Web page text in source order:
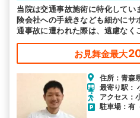
当院は交通事故施術に特化して
険会社への手続きなども細かにサ
通事故に遭われた際は、遠慮なく
お見舞金最大
住所：青森
最寄り駅：
アクセス：
駐車場：有